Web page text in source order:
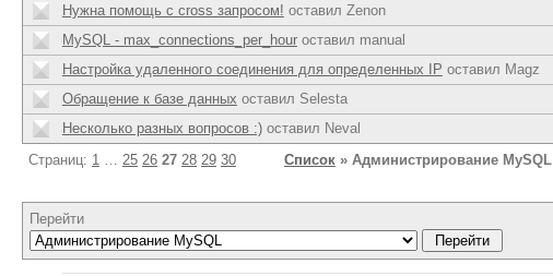
Нужна помощь с cross запросом! оставил Zenon
MySQL - max_connections_per_hour оставил manual
Настройка удаленного соединения для определенных IP оставил Magz
Обращение к базе данных оставил Selesta
Несколько разных вопросов :) оставил Neval
Страниц: 1 25 26 27 28 29 30 Список » Администрирование MySQL
Перейти